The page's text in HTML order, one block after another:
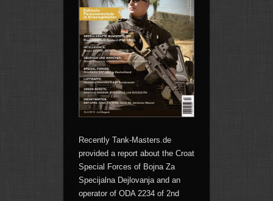
Recently Tank-Masters.de
provided a report about the Croat
Special Forces of Bojna Za
Specijalna Dejlovanja and an
operator of ODA 2234 of 2nd